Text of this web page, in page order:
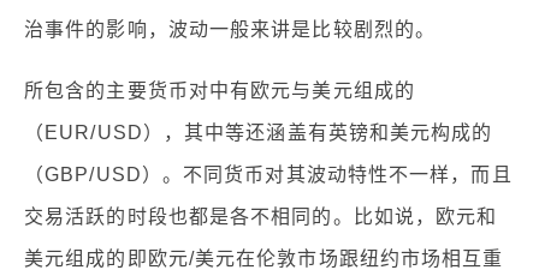
治事件的影响，波动一般来讲是比较剧烈的。
所包含的主要货币对中有欧元与美元组成的
（EUR/USD），其中等还涵盖有英镑和美元构成的
（GBP/USD）。不同货币对其波动特性不一样，而且
交易活跃的时段也都是各不相同的。比如说，欧元和
美元组成的即欧元/美元在伦敦市场跟纽约市场相互重